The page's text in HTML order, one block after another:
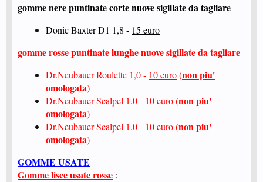
gomme nere puntinate cortenuove sigillate da tagliare
Donic Baxter D1 1,8 - 15 euro
gomme rosse puntinate lunghenuove sigillate da tagliare
Dr.Neubauer Roulette 1,0 - 10 euro(non piu'
omologata)
Dr.Neubauer Scalpel 1,0 - 10 euro(non piu'
omologata)
Dr.Neubauer Scalpel 1,0 - 10 euro(non piu'
omologata)
GOMME USATE
Gomme lisce usate rosse :